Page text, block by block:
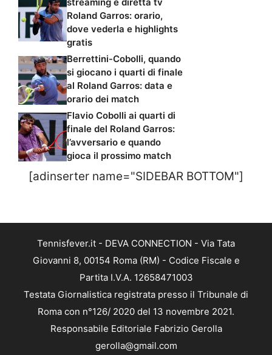
Roland Garros: orario,
dove vederla e highlights
gratis
Berrettini-Cobolli, quando
si giocano i quarti di finale
al Roland Garros: data e
orario dei match
Flavio Cobolli ai quarti di
finale del Roland Garros:
l’avversario e quando
gioca il prossimo match
[adinserter name="SIDEBAR BOTTOM"]
Tennisfever.it - DEVA CONNECTION - Via Tata
Giovanni 8, 00154 Roma (RM) - Codice Fiscale e
Partita I.V.A. 12658471003
Testata Giornalistica registrata presso il Tribunale di
Roma con n°126/ 2020 del 13 novembre 2021.
Responsabile Editoriale Fabrizio Gerolla
gerolla@gmail.com